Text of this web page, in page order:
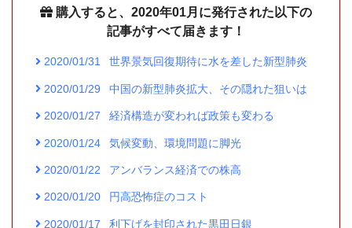
購入すると、2020年01月に発行された以下の
記事がすべて届きます！
2020/01/31 世界景気回復期待に水を差した新型肺炎
2020/01/29 中国の新型肺炎拡大、その隠れた狙いは
2020/01/27 経済構造が変われば政策も変わる
2020/01/24 気候変動、環境問題に脚光
2020/01/22 アンバランス経済での株高
2020/01/20 円高恐怖症のコスト
2020/01/17 利下げを封印された黒田日銀